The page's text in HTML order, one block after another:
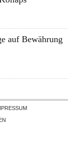
auf Bewährung